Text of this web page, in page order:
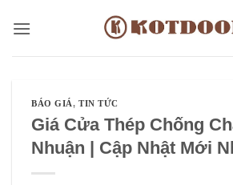
qua
BÁO GIÁ,TIN TỨC
Giá Cửa Thép Chống
Nhuận | Cập Nhật Mới